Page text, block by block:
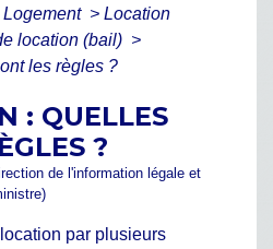
Logement > Location
location (bail) >
les règles ?
: QUELLES
?
de l'information légale et
par plusieurs